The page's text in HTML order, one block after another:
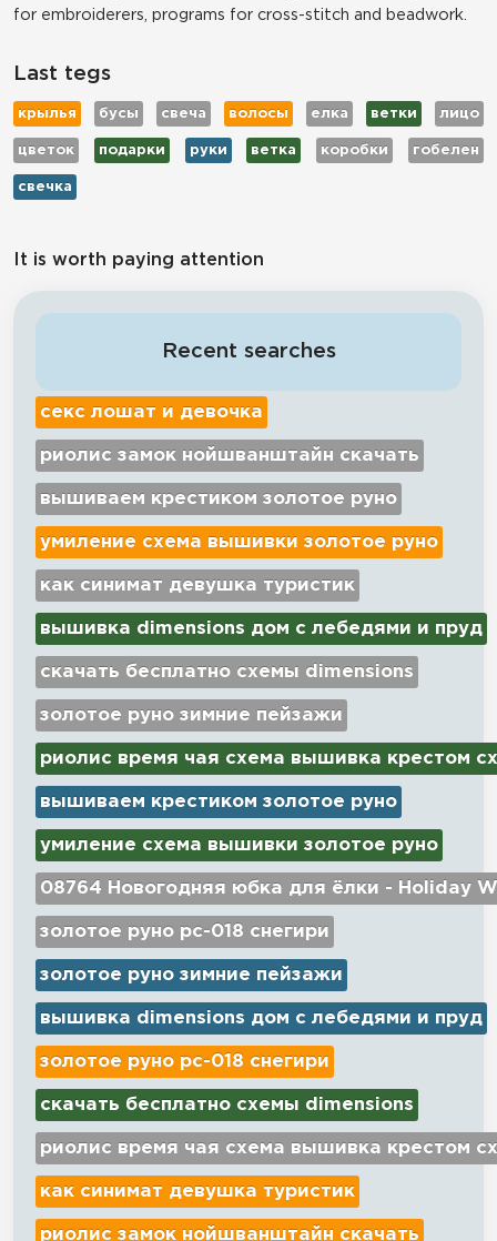
for embroiderers, programs for cross-stitch and beadwork.
Last tegs
крылья бусы свеча волосы елка ветки лицо
цветок подарки руки ветка коробки гобелен
свечка
It is worth paying attention
Recent searches
секс лошат и девочка
риолис замок нойшванштайн скачать
вышиваем крестиком золотое руно
умиление схема вышивки золотое руно
как синимат девушка туристик
вышивка dimensions дом с лебедями и пруд
скачать бесплатно схемы dimensions
золотое руно зимние пейзажи
риолис время чая схема вышивка крестом
вышиваем крестиком золотое руно
умиление схема вышивки золотое руно
08764 Новогодняя юбка для ёлки - Holiday
золотое руно рс-018 снегири
золотое руно зимние пейзажи
вышивка dimensions дом с лебедями и пруд
золотое руно рс-018 снегири
скачать бесплатно схемы dimensions
риолис время чая схема вышивка крестом
как синимат девушка туристик
риолис замок нойшванштайн скачать